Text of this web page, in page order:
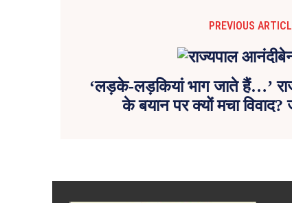
PREVIOUS
‘लड़के-लड़कियां भाग जाते हैं…’
के बयान पर क्यों मचा विवाद?